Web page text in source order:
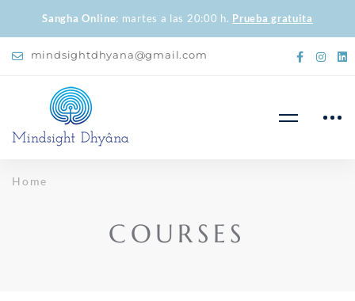
Sangha Online: martes a las 20:00 h. Prueba gratuita
mindsightdhyana@gmail.com
Home
COURSES